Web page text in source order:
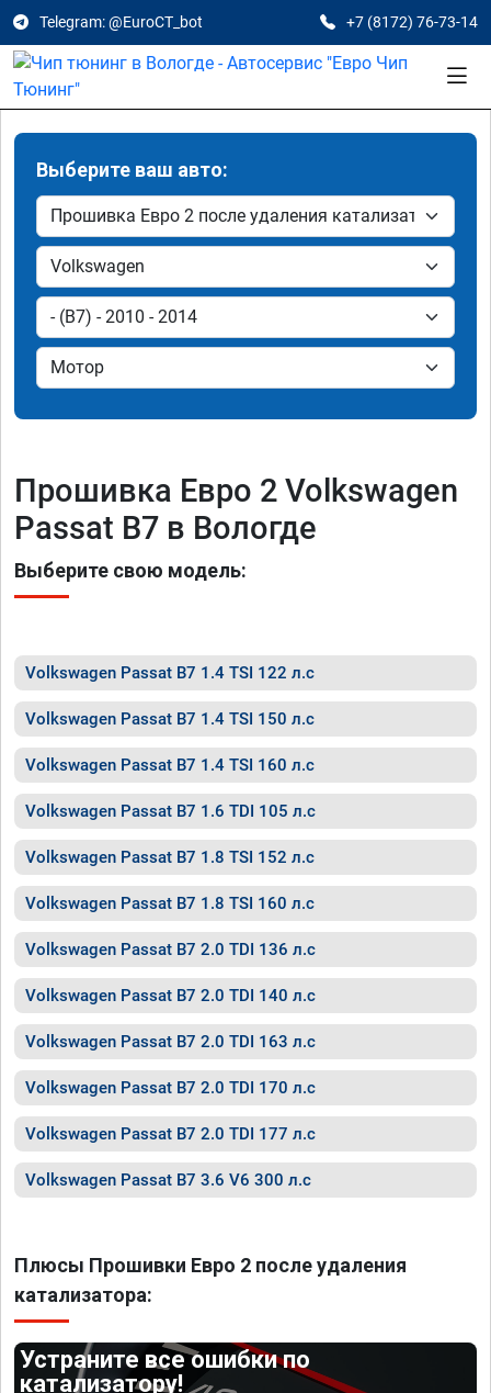
Telegram: @EuroCT_bot +7 (8172) 76-73-14
Выберите ваш авто:
Прошивка Евро 2 Volkswagen
Passat B7 в Вологде
Выберите свою модель:
Volkswagen Passat B7 1.4 TSI 122 л.с
Volkswagen Passat B7 1.4 TSI 150 л.с
Volkswagen Passat B7 1.4 TSI 160 л.с
Volkswagen Passat B7 1.6 TDI 105 л.с
Volkswagen Passat B7 1.8 TSI 152 л.с
Volkswagen Passat B7 1.8 TSI 160 л.с
Volkswagen Passat B7 2.0 TDI 136 л.с
Volkswagen Passat B7 2.0 TDI 140 л.с
Volkswagen Passat B7 2.0 TDI 163 л.с
Volkswagen Passat B7 2.0 TDI 170 л.с
Volkswagen Passat B7 2.0 TDI 177 л.с
Volkswagen Passat B7 3.6 V6 300 л.с
Плюсы Прошивки Евро 2 после удаления
катализатора:
Устраните все ошибки по
катализатору!